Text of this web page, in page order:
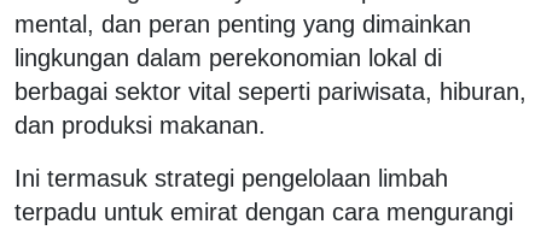
mental, dan peran penting yang dimainkan
lingkungan dalam perekonomian lokal di
berbagai sektor vital seperti pariwisata, hiburan,
dan produksi makanan.
Ini termasuk strategi pengelolaan limbah
terpadu untuk emirat dengan cara mengurangi